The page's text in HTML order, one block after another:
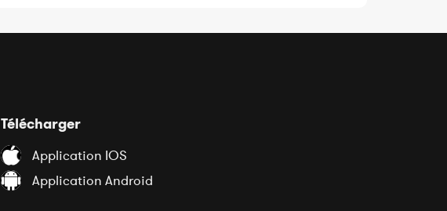
Télécharger
Application IOS
Application Android